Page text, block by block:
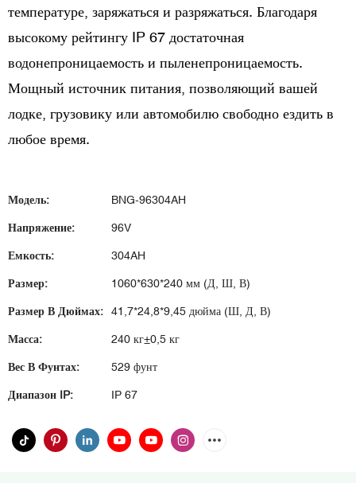
температуре, заряжаться и разряжаться. Благодаря
высокому рейтингу IP 67 достаточная
водонепроницаемость и пыленепроницаемость.
Мощный источник питания, позволяющий вашей
лодке, грузовику или автомобилю свободно ездить в
любое время.
Модель: BNG-96304AH
Напряжение: 96V
Емкость: 304AH
Размер: 1060*630*240 мм (Д, Ш, В)
Размер В Дюймах: 41,7*24,8*9,45 дюйма (Ш, Д, В)
Масса: 240 кг±0,5 кг
Вес В Фунтах: 529 фунт
Диапазон IP: IP 67